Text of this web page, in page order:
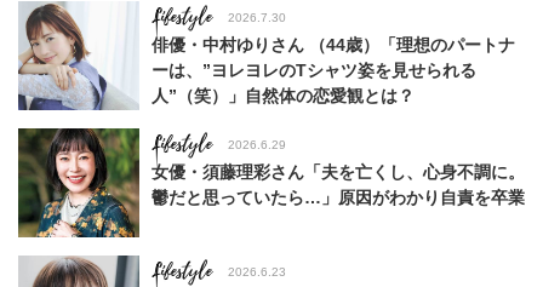
Lifestyle 2026.7.30
俳優・中村ゆりさん （44歳）「理想のパートナ
ーは、”ヨレヨレのTシャツ姿を見せられる
人”（笑）」自然体の恋愛観とは？
Lifestyle 2026.6.29
女優・須藤理彩さん「夫を亡くし、心身不調に。
鬱だと思っていたら…」原因がわかり自責を卒業
Lifestyle 2026.6.23